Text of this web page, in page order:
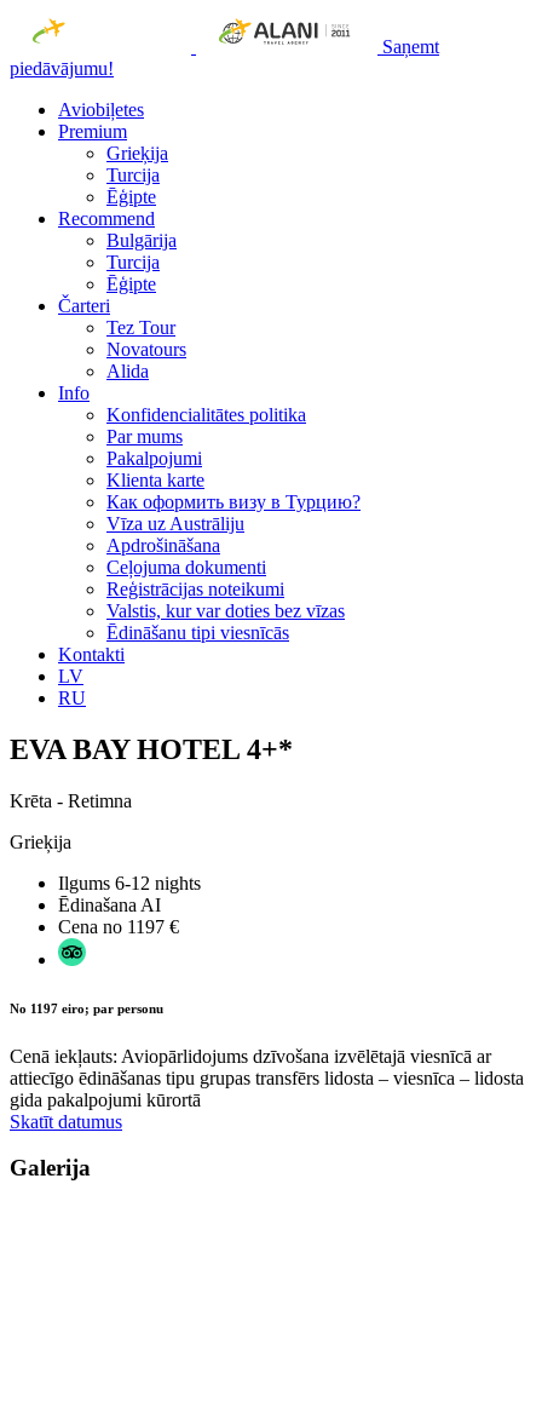
Saņemt
piedāvājumu!
Aviobiļetes
Premium
Grieķija
Turcija
Ēģipte
Recommend
Bulgārija
Turcija
Ēģipte
Čarteri
Tez Tour
Novatours
Alida
Info
Konfidencialitātes politika
Par mums
Рakalpojumi
Klienta karte
Как оформить визу в Турцию?
Vīza uz Austrāliju
Apdrošināšana
Ceļojuma dokumenti
Reģistrācijas noteikumi
Valstis, kur var doties bez vīzas
Ēdināšanu tipi viesnīcās
Kontakti
LV
RU
EVA BAY HOTEL 4+*
Krēta - Retimna
Grieķija
Ilgums 6-12 nights
Ēdinašana AI
Cena no 1197 €
No 1197 eiro; par personu
Cenā iekļauts: Aviopārlidojums dzīvošana izvēlētajā viesnīcā ar
attiecīgo ēdināšanas tipu grupas transfērs lidosta – viesnīca – lidosta
gida pakalpojumi kūrortā
Skatīt datumus
Galerija